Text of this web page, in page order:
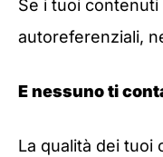
Se i tuoi
autoreferenziali,
E nessuno ti
La qualità dei tuoi